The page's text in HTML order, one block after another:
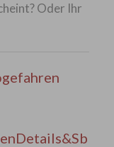
Oder Ihr